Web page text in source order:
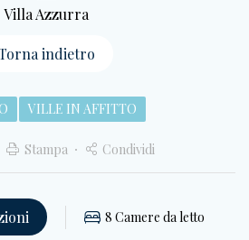
Villa Azzurra
indietro
VILLE IN AFFITTO
Stampa Condividi
8 Camere da letto